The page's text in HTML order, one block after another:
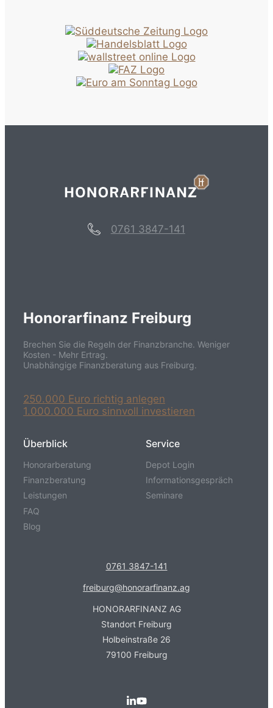
0761 3847-141
Honorarfinanz Freiburg
Brechen Sie die Regeln der Finanzbranche. Weniger
Kosten - Mehr Ertrag.
Unabhängige Finanzberatung aus Freiburg.
250.000 Euro richtig anlegen
1.000.000 Euro sinnvoll investieren
Überblick
Honorarberatung
Finanzberatung
Leistungen
FAQ
Blog
Service
Depot Login
Informationsgespräch
Seminare
0761 3847-141
freiburg@honorarfinanz.ag
HONORARFINANZ AG
Standort Freiburg
Holbeinstraße 26
79100 Freiburg